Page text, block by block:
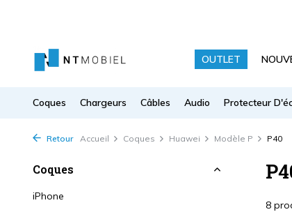
OUTLET
Coques Chargeurs Câbles Audio Protecteur
Retour Accueil Coques Huawei Modèle P P40
Coques
iPhone
8